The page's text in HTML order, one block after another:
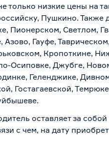
только низкие цены на
Пушкино. Также
Пионерском, Светлом,
Гауфе,
Кропоткине,
Осиповке, Джубге,
Геленджике,
Гостагаевской,
оставляет за
с чем, на дату